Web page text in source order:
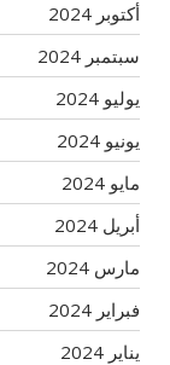
أكتوبر 2024
سبتمبر 2024
يوليو 2024
يونيو 2024
مايو 2024
أبريل 2024
مارس 2024
فبراير 2024
يناير 2024